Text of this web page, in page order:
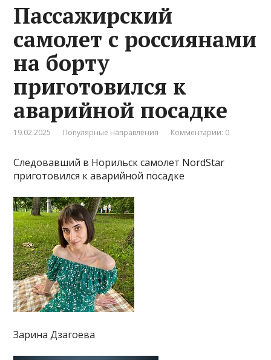
Пассажирский
самолет с россиянами
на борту
приготовился к
аварийной посадке
19.02.2025 Популярные направления Комментарии: 0
Следовавший в Норильск самолет NordStar
приготовился к аварийной посадке
Зарина Дзагоева